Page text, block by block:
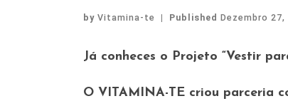
by Vitamina-te | Published Dezembro 27,
Já conheces o Projeto “Vestir
O VITAMINA-TE criou parceria